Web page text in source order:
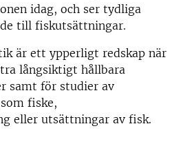
idag, och ser tydliga
till fiskutsättningar.
är ett ypperligt redskap när
långsiktigt hållbara
samt för studier av
fiske,
eller utsättningar av fisk.